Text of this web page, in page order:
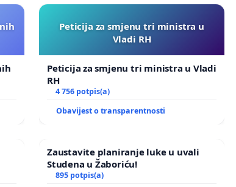
Peticija za smjenu tri ministra u
Vladi RH
Peticija za smjenu tri ministra u Vladi
RH
4 756 potpis(a)
Obavijest o transparentnosti
Zaustavite planiranje luke u uvali
Studena u Žaboriću!
895 potpis(a)